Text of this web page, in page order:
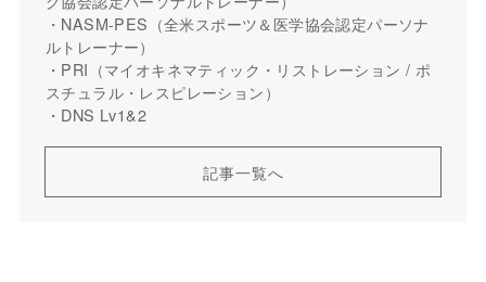
・NASM-PES（全米スポーツ＆医学協会認定パーソナ
ルトレーナー）
・PRI（マイオキネマティック・リストレーション / ポ
スチュラル・レスピレーション）
・DNS Lv1&2
記事一覧へ